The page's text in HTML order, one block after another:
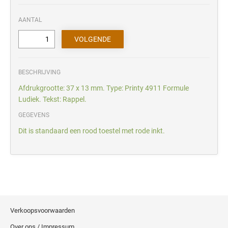
AANTAL
BESCHRIJVING
Afdrukgrootte: 37 x 13 mm. Type: Printy 4911 Formule
Ludiek. Tekst: Rappel.
GEGEVENS
Dit is standaard een rood toestel met rode inkt.
Verkoopsvoorwaarden